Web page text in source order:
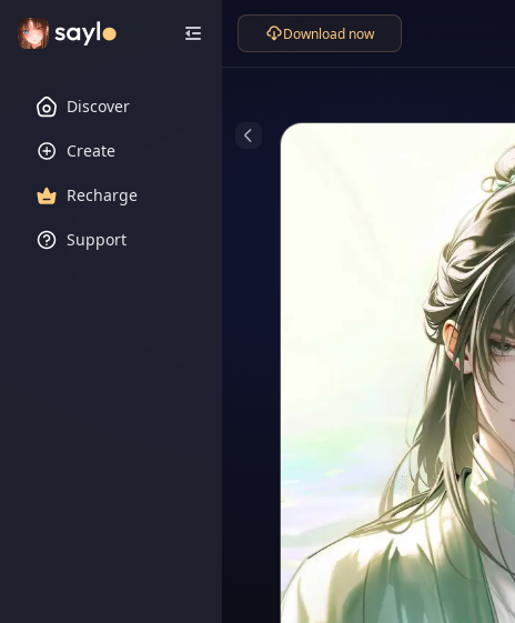
Discover
Create
Recharge
Support
Download now